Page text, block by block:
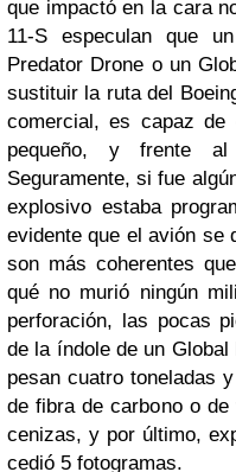
que impactó en la cara
11-S especulan que
Predator Drone o un
sustituir la ruta del
comercial, es capaz
pequeño, y frente
Seguramente, si fue
explosivo estaba
evidente que el avión se
son más coherentes
qué no murió ningún
perforación, las pocas
de la índole de un
pesan cuatro toneladas
de fibra de carbono o
cenizas, y por último,
cedió 5 fotogramas.